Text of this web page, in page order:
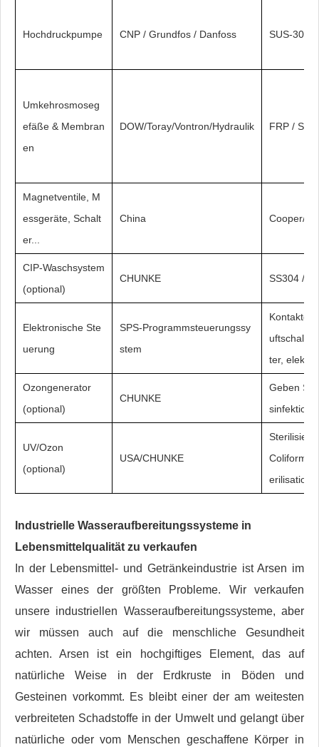
Hochdruckpumpe CNP / Grundfos / Danfoss SUS-304/
Umkehrosmoseg
efäße & Membran
en
DOW/Toray/Vontron/Hydraulik FRP /
Magnetventile, M
essgeräte, Schalt
er...
China Cooper/
CIP-Waschsystem
(optional)
CHUNKE SS304 /
Elektronische Ste
uerung
SPS-Programmsteuerungssy
stem
ter,
Ozongenerator
(optional)
CHUNKE
Geben
sinfektion
UV/Ozon
(optional)
USA/CHUNKE
Coliforme,
erilisation)
Industrielle Wasseraufbereitungssysteme in
Lebensmittelqualität zu verkaufen
In der Lebensmittel- und Getränkeindustrie ist Arsen im
Wasser eines der größten Probleme. Wir verkaufen
unsere industriellen Wasseraufbereitungssysteme, aber
wir müssen auch auf die menschliche Gesundheit
achten. Arsen ist ein hochgiftiges Element, das auf
natürliche Weise in der Erdkruste in Böden und
Gesteinen vorkommt. Es bleibt einer der am weitesten
verbreiteten Schadstoffe in der Umwelt und gelangt über
natürliche oder vom Menschen geschaffene Körper in